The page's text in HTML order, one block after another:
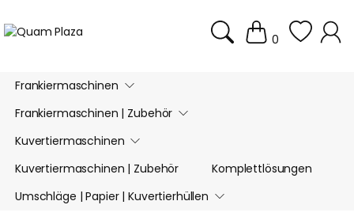
0
Frankiermaschinen
Frankiermaschinen | Zubehör
Kuvertiermaschinen
Kuvertiermaschinen | Zubehör
Komplettlösungen
Umschläge | Papier | Kuvertierhüllen